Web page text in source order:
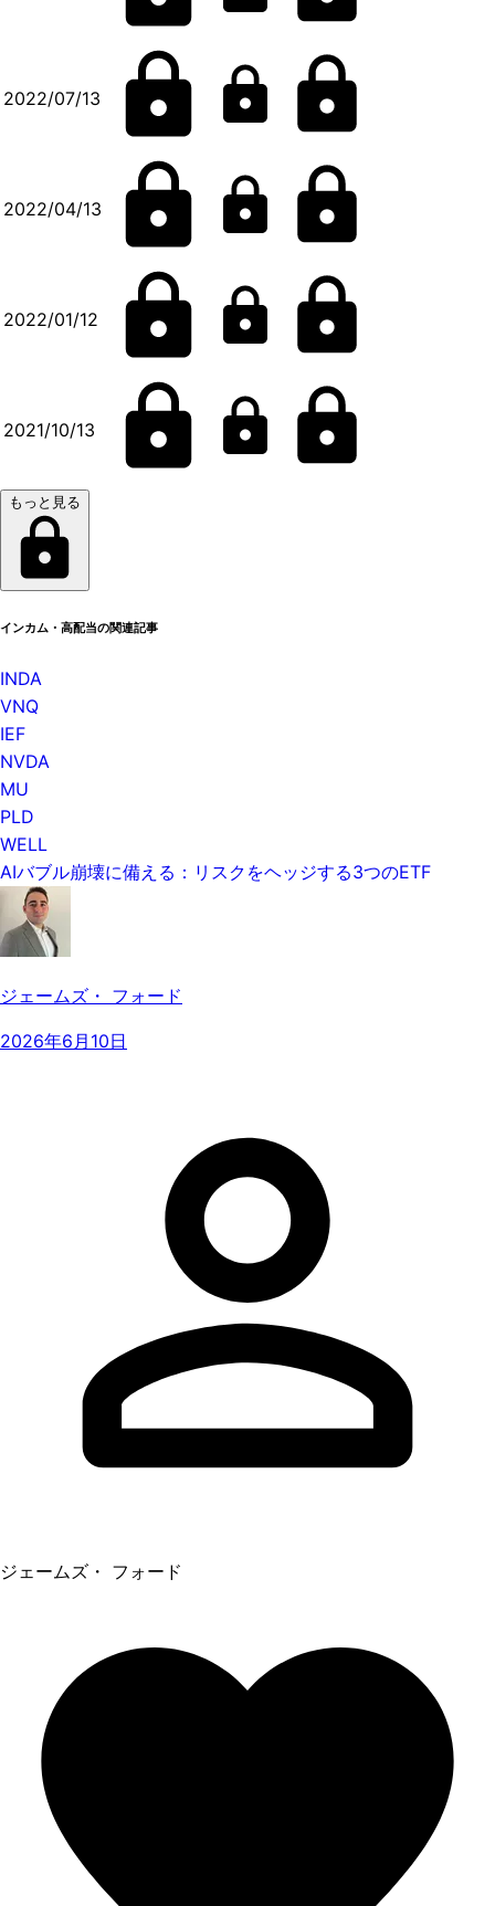
2022/07/13
2022/04/13
2022/01/12
2021/10/13
もっと見る
インカム・高配当の関連記事
INDA
VNQ
IEF
NVDA
MU
PLD
WELL
AIバブル崩壊に備える：リスクをヘッジする3つのETF
ジェームズ・ フォード
2026年6月10日
ジェームズ・ フォード